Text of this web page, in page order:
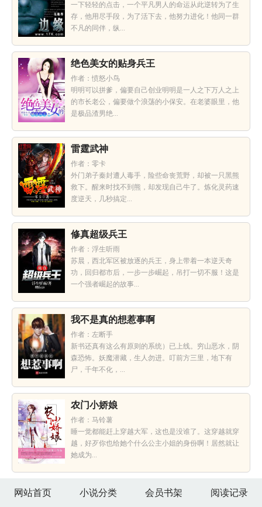
一下轻轻的点击，一个平凡男人的命运从此逆转为了生
存，他用尽手段，为了活下去，他努力进化！他同一群
不凡的同伴，纵...
绝色美女的贴身兵王
作者：愤怒小鸟
明明可以拼爹，偏要自己创业明明是一人之下万人之上
的市长老公，偏要做个浪荡的小保安。在老婆眼里，他
是极品渣男绝...
雷霆武神
作者：零卡
外门弟子秦封遭人毒手，险些命丧荒野，却被一只黑熊
救下。醒来时找不到熊，却发现自己牛了。炼化灵药速
度逆天，几秒搞定...
修真超级兵王
作者：浮生听雨
苏晨，西北军区被放逐的兵王，身上带着一本逆天奇
功，回归都市后，一步一步崛起，吊打一切不服！这是
一个强者崛起的故事...
我不是真的想惹事啊
作者：左断手
新书还真有这么有原则的系统）已上线。穷山恶水，阴
森恐怖。妖魔潜藏，生人勿进。叮前方三里，地下有
尸，千年不化，...
农门小娇娘
作者：马铃薯
睡一觉都能赶上穿越大军，这也是没谁了。这穿越就穿
越，好歹你也给她个什么公主小姐的身份啊！居然就让
她成为...
网站首页 小说分类 会员书架 阅读记录